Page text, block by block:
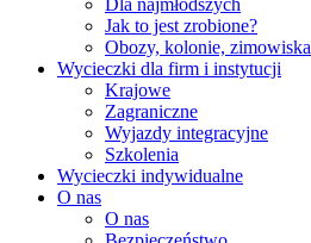
Dla najmłodszych
Jak to jest zrobione?
Obozy, kolonie, zimowiska
Wycieczki dla firm i instytucji
Krajowe
Zagraniczne
Wyjazdy integracyjne
Szkolenia
Wycieczki indywidualne
O nas
O nas